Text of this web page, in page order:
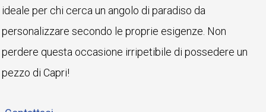
ideale per chi cerca un angolo di paradiso da
personalizzare secondo le proprie esigenze. Non
perdere questa occasione irripetibile di possedere un
pezzo di Capri!